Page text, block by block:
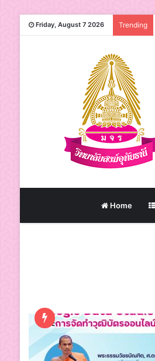
Friday, August 7 2026 Trending
Home